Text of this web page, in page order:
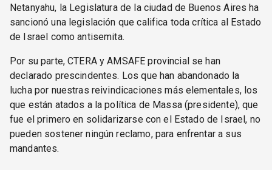
Netanyahu, la Legislatura de la ciudad de Buenos Aires ha
sancionó una legislación que califica toda crítica al Estado
de Israel como antisemita.
Por su parte, CTERA y AMSAFE provincial se han
declarado prescindentes. Los que han abandonado la
lucha por nuestras reivindicaciones más elementales, los
que están atados a la política de Massa (presidente), que
fue el primero en solidarizarse con el Estado de Israel, no
pueden sostener ningún reclamo, para enfrentar a sus
mandantes.